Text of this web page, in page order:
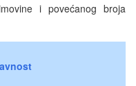
i povećanog broja